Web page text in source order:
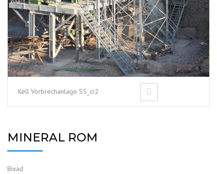
Kell Vorbrechanlage S5_cr2
MINERAL ROM
Bixad